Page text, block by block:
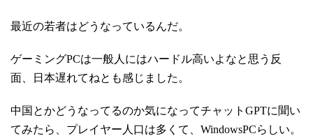
最近の若者はどうなっているんだ。
ゲーミングPCは一般人にはハードル高いよなと思う反
面、日本遅れてねとも感じました。
中国とかどうなってるのか気になってチャットGPTに聞い
てみたら、プレイヤー人口は多くて、WindowsPCらしい。